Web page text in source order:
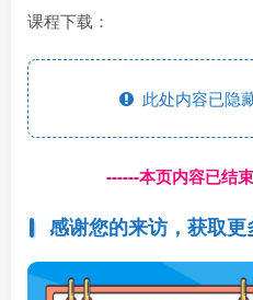
课程下载：
此处内容已隐
------本页内容已结
感谢您的来访，获取更